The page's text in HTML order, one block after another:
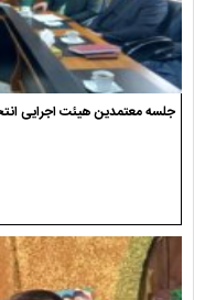
جلسه معتمدین هیئت اجرایی